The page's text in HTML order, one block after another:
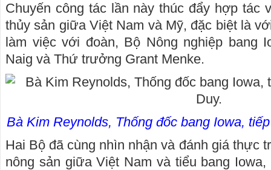
Chuyến công tác lần này thúc đẩy hợp tác
thủy sản giữa Việt Nam và Mỹ, đặc biệt là
làm việc với đoàn, Bộ Nông nghiệp bang
Naig và Thứ trưởng Grant Menke.
Bà Kim Reynolds, Thống đốc bang Iowa,
Hai Bộ đã cùng nhìn nhận và đánh giá thực
nông sản giữa Việt Nam và tiểu bang